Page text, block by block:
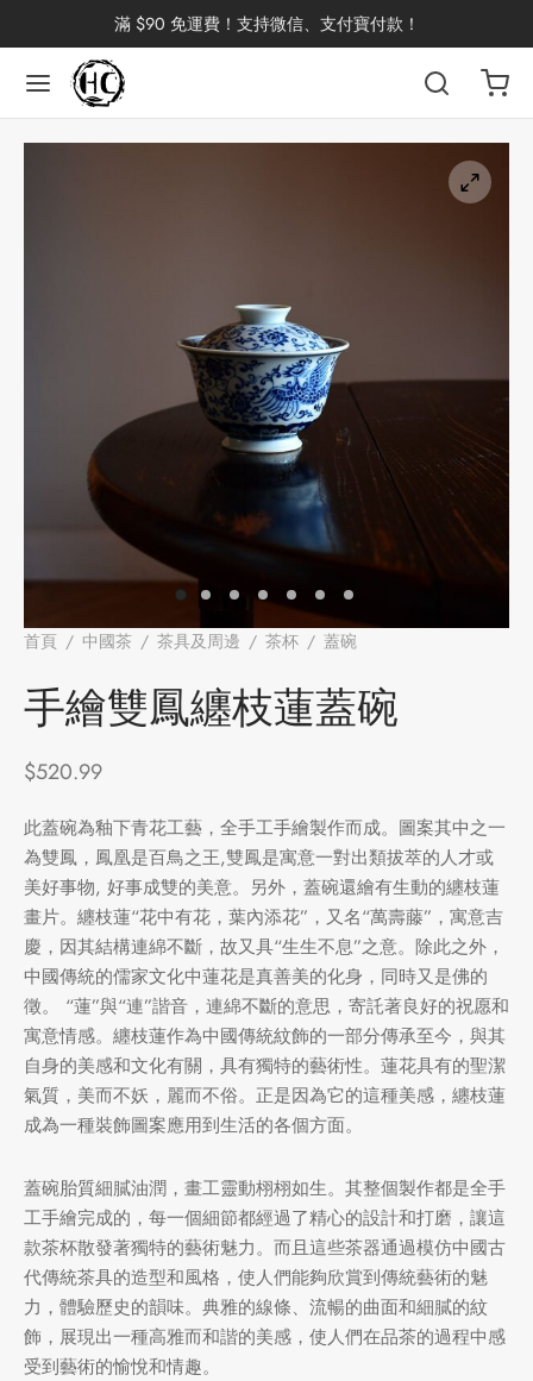
滿 $90 免運費！支持微信、支付寶付款！
首頁 / 中國茶 / 茶具及周邊 / 茶杯 / 蓋碗
手繪雙鳳纏枝蓮蓋碗
$520.99
此蓋碗為釉下青花工藝，全手工手繪製作而成。圖案其中之一
為雙鳳，鳳凰是百鳥之王,雙鳳是寓意一對出類拔萃的人才或
美好事物, 好事成雙的美意。另外，蓋碗還繪有生動的纏枝蓮
畫片。纏枝蓮“花中有花，葉內添花”，又名“萬壽藤”，寓意吉
慶，因其結構連綿不斷，故又具“生生不息”之意。除此之外，
中國傳統的儒家文化中蓮花是真善美的化身，同時又是佛的
徵。 “蓮”與“連”諧音，連綿不斷的意思，寄託著良好的祝愿和
寓意情感。纏枝蓮作為中國傳統紋飾的一部分傳承至今，與其
自身的美感和文化有關，具有獨特的藝術性。蓮花具有的聖潔
氣質，美而不妖，麗而不俗。正是因為它的這種美感，纏枝蓮
成為一種裝飾圖案應用到生活的各個方面。
蓋碗胎質細膩油潤，畫工靈動栩栩如生。其整個製作都是全手
工手繪完成的，每一個細節都經過了精心的設計和打磨，讓這
款茶杯散發著獨特的藝術魅力。而且這些茶器通過模仿中國古
代傳統茶具的造型和風格，使人們能夠欣賞到傳統藝術的魅
力，體驗歷史的韻味。典雅的線條、流暢的曲面和細膩的紋
飾，展現出一種高雅而和諧的美感，使人們在品茶的過程中感
受到藝術的愉悅和情趣。
返回
國茶
分類
因含量分類
分類
分類
返回
返回
返回
返回
返回
返回
返回
儲
返回